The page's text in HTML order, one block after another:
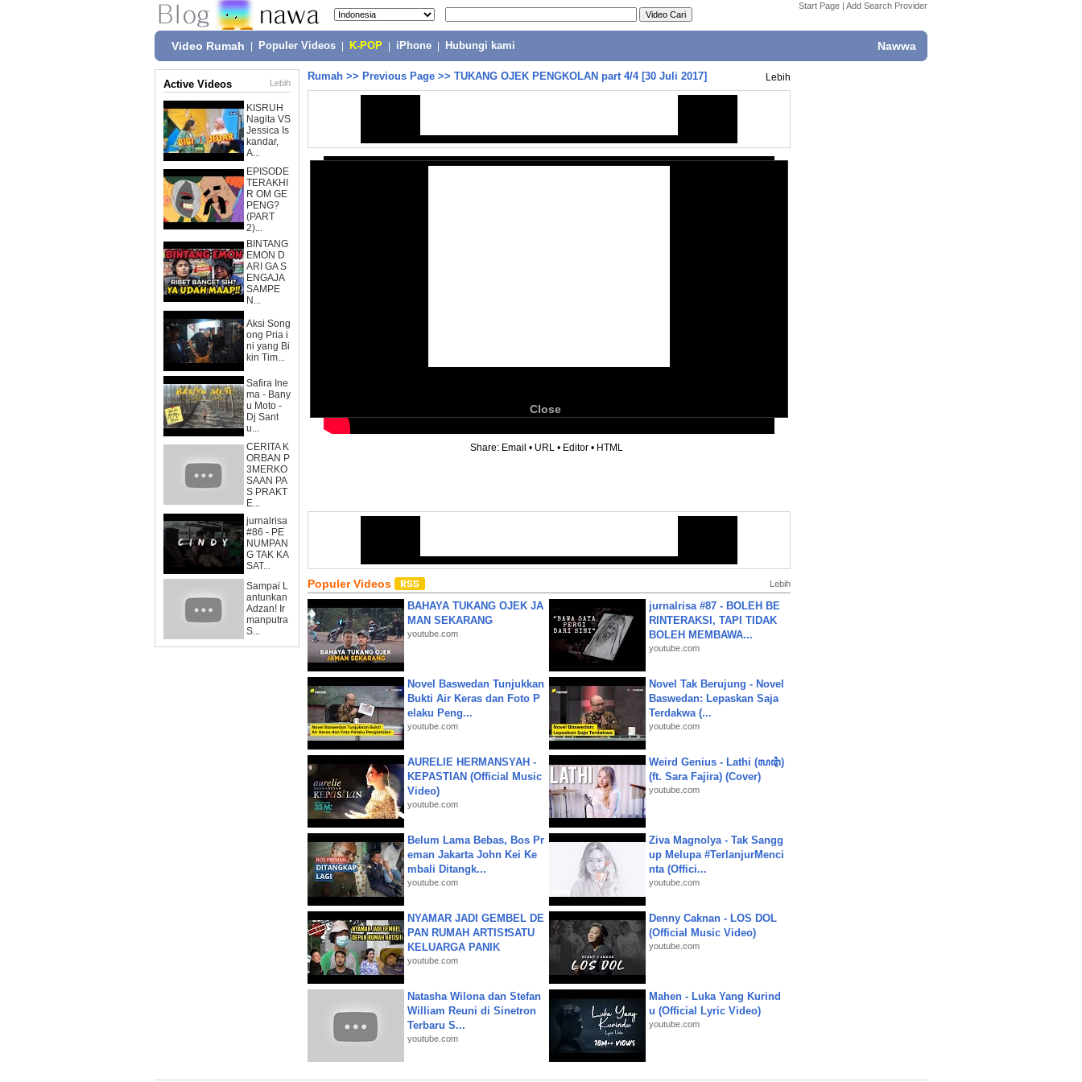
Start Page | Add Search Provider
Video Rumah Populer Videos K-POP iPhone Hubungi kami Nawwa
Active Videos Lebih
KISRUH
Nagita VS
Jessica Is
kandar,
A...
EPISODE
TERAKHI
R OM GE
PENG?
(PART
2)...
BINTANG
EMON D
ARI GA S
ENGAJA
SAMPE
N...
Aksi Song
ong Pria i
ni yang Bi
kin Tim...
Safira Ine
ma - Bany
u Moto -
Dj Sant
u...
CERITA K
ORBAN P
3MERKO
SAAN PA
S PRAKT
E...
jurnalrisa
#86 - PE
NUMPAN
G TAK KA
SAT...
Sampai L
antunkan
Adzan! Ir
manputra
S...
Rumah >> Previous Page >> TUKANG OJEK PENGKOLAN part 4/4 [30 Juli 2017] Lebih
Close
Share: Email • URL • Editor • HTML
Populer Videos Lebih
BAHAYA TUKANG OJEK JA
MAN SEKARANG
youtube.com
jurnalrisa #87 - BOLEH BE
RINTERAKSI, TAPI TIDAK
BOLEH MEMBAWA...
youtube.com
Novel Baswedan Tunjukkan
Bukti Air Keras dan Foto P
elaku Peng...
youtube.com
Novel Tak Berujung - Novel
Baswedan: Lepaskan Saja
Terdakwa (...
youtube.com
AURELIE HERMANSYAH -
KEPASTIAN (Official Music
Video)
youtube.com
Weird Genius - Lathi (ꦭꦛꦶ)
(ft. Sara Fajira) (Cover)
youtube.com
Belum Lama Bebas, Bos Pr
eman Jakarta John Kei Ke
mbali Ditangk...
youtube.com
Ziva Magnolya - Tak Sangg
up Melupa #TerlanjurMenci
nta (Offici...
youtube.com
NYAMAR JADI GEMBEL DE
PAN RUMAH ARTIS❗SATU
KELUARGA PANIK
youtube.com
Denny Caknan - LOS DOL
(Official Music Video)
youtube.com
Natasha Wilona dan Stefan
William Reuni di Sinetron
Terbaru S...
youtube.com
Mahen - Luka Yang Kurind
u (Official Lyric Video)
youtube.com